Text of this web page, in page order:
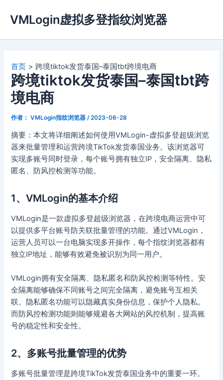
容
VMLogin虚拟多登指纹浏览器
首页 跨境tiktok发货泰国–泰国tbt跨境电商
跨境tiktok发货泰国–泰国tbt跨
境电商
作者： VMLogin指纹浏览器 /2023-06-28
摘要：本文将详细阐述如何使用VMLogin-虚拟多登超级浏览
器来批量管理和运营跨境TikTok发货泰国业务。该浏览器可
实现多账号同时登录，每个账号拥有独立IP，安全隔离、隐私
匿名、防风控检测等功能。
1、VMLogin的基本介绍
VMLogin是一款虚拟多登超级浏览器，在跨境电商运营中可
以提供多平台账号防关联批量管理的功能。通过VMLogin，
运营人员可以一台电脑实现多开操作，每个指纹浏览器都有
独立IP地址，能够有效避免被识别为同一用户。
VMLogin拥有安全隔离、隐私匿名和防风控检测等特性。安
全隔离能够确保不同账号之间完全隔离，避免账号互相关
联。隐私匿名功能可以隐藏真实身份信息，保护个人隐私。
而防风控检测功能则能够规避各大网站的风控机制，提高账
号的稳定性和安全性。
2、多账号批量管理的优势
多账号批量管理是跨境TikTok发货泰国业务中的重要一环。